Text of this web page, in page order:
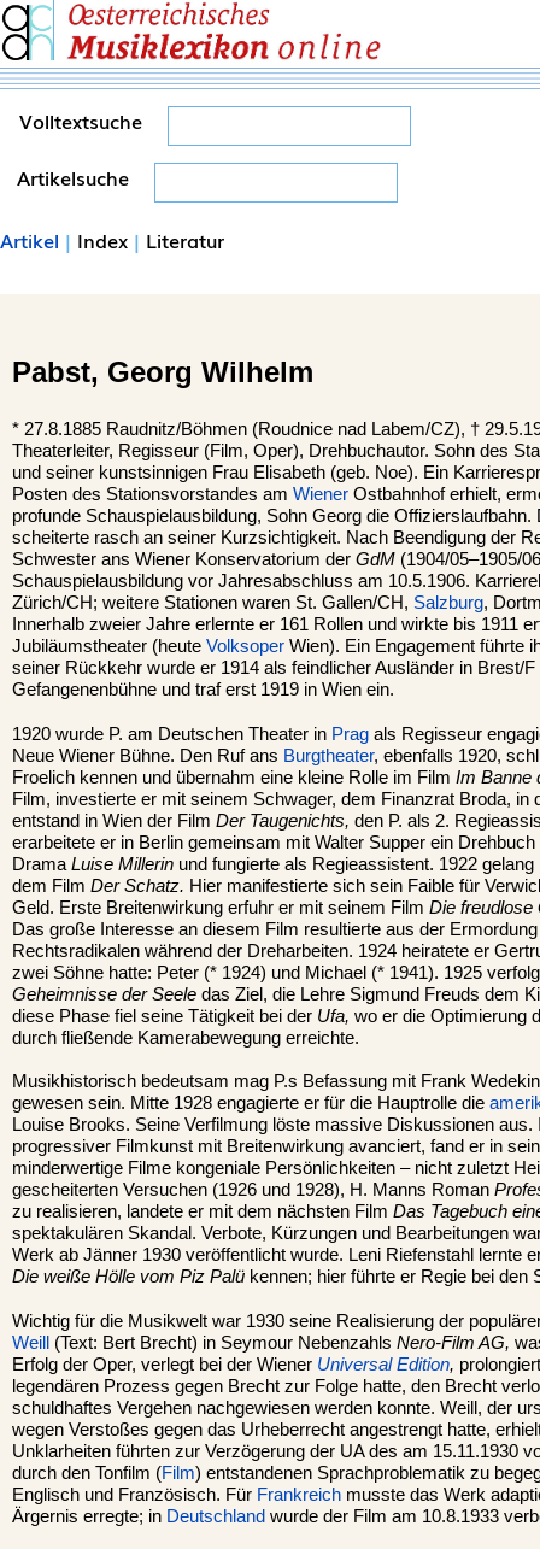
Volltextsuche
Artikelsuche
Artikel | Index | Literatur
Pabst, Georg Wilhelm
* 27.8.1885 Raudnitz/Böhmen (Roudnice nad Labem/CZ), †
Theaterleiter, Regisseur (Film, Oper), Drehbuchautor. Sohn des
und seiner kunstsinnigen Frau Elisabeth (geb. Noe). Ein
Posten des Stationsvorstandes am Wiener Ostbahnhof erhielt,
profunde Schauspielausbildung, Sohn Georg die
scheiterte rasch an seiner Kurzsichtigkeit. Nach Beendigung der
Schwester ans Wiener Konservatorium der GdM (1904/05–1905/
Schauspielausbildung vor Jahresabschluss am 10.5.1906.
Zürich/CH; weitere Stationen waren St. Gallen/CH, Salzburg,
Innerhalb zweier Jahre erlernte er 161 Rollen und wirkte bis 1911
Jubiläumstheater (heute Volksoper Wien). Ein Engagement führte
seiner Rückkehr wurde er 1914 als feindlicher Ausländer in Brest/
Gefangenenbühne und traf erst 1919 in Wien ein.
1920 wurde P. am Deutschen Theater in Prag als Regisseur
Neue Wiener Bühne. Den Ruf ans Burgtheater, ebenfalls 1920,
Froelich kennen und übernahm eine kleine Rolle im Film Im Banne
Film, investierte er mit seinem Schwager, dem Finanzrat Broda, in
entstand in Wien der Film Der Taugenichts, den P. als 2.
erarbeitete er in Berlin gemeinsam mit Walter Supper ein
Drama Luise Millerin und fungierte als Regieassistent. 1922
dem Film Der Schatz. Hier manifestierte sich sein Faible für
Geld. Erste Breitenwirkung erfuhr er mit seinem Film Die freudlose
Das große Interesse an diesem Film resultierte aus der
Rechtsradikalen während der Dreharbeiten. 1924 heiratete er
zwei Söhne hatte: Peter (* 1924) und Michael (* 1941). 1925
Geheimnisse der Seele das Ziel, die Lehre Sigmund Freuds dem
diese Phase fiel seine Tätigkeit bei der Ufa, wo er die Optimierung
durch fließende Kamerabewegung erreichte.
Musikhistorisch bedeutsam mag P.s Befassung mit Frank
gewesen sein. Mitte 1928 engagierte er für die Hauptrolle die
Louise Brooks. Seine Verfilmung löste massive Diskussionen
progressiver Filmkunst mit Breitenwirkung avanciert, fand er in
minderwertige Filme kongeniale Persönlichkeiten – nicht zuletzt
gescheiterten Versuchen (1926 und 1928), H. Manns Roman
zu realisieren, landete er mit dem nächsten Film Das Tagebuch
spektakulären Skandal. Verbote, Kürzungen und Bearbeitungen
Werk ab Jänner 1930 veröffentlicht wurde. Leni Riefenstahl lernte
Die weiße Hölle vom Piz Palü kennen; hier führte er Regie bei den
Wichtig für die Musikwelt war 1930 seine Realisierung der
Weill
(Text: Bert Brecht) in Seymour Nebenzahls Nero-Film AG,
Erfolg der Oper, verlegt bei der Wiener Universal Edition,
legendären Prozess gegen Brecht zur Folge hatte, den Brecht
schuldhaftes Vergehen nachgewiesen werden konnte. Weill, der
wegen Verstoßes gegen das Urheberrecht angestrengt hatte,
Unklarheiten führten zur Verzögerung der UA des am 15.11.1930
durch den Tonfilm (Film) entstandenen Sprachproblematik zu
Englisch und Französisch. Für Frankreich musste das Werk
Ärgernis erregte; in Deutschland wurde der Film am 10.8.1933